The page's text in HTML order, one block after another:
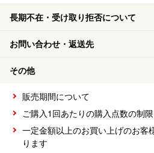
長期不在・受け取り拒否について
お問い合わせ・返送先
その他
販売期間について
ご購入1回あたりの購入点数の制
一定金額以上のお買い上げのお客
ります